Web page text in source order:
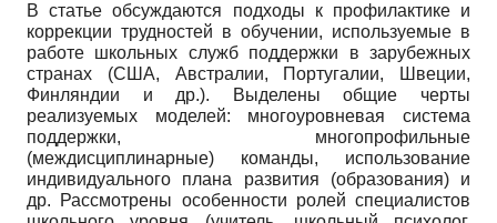
В статье обсуждаются подходы к профилактике и
коррекции трудностей в обучении, используемые в
работе школьных служб поддержки в зарубежных
странах (США, Австралии, Португалии, Швеции,
Финляндии и др.). Выделены общие черты
реализуемых моделей: многоуровневая система
поддержки, многопрофильные
(междисциплинарные) команды, использование
индивидуального плана развития (образования) и
др. Рассмотрены особенности ролей специалистов